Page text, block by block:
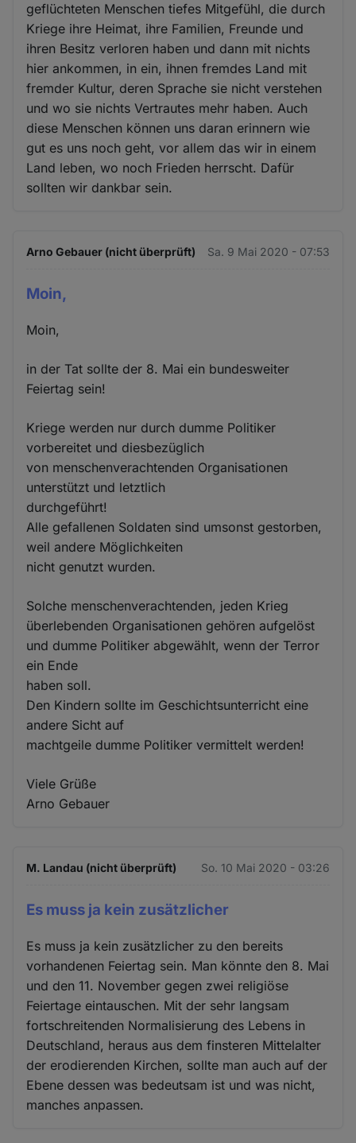
geflüchteten Menschen tiefes Mitgefühl, die durch
Kriege ihre Heimat, ihre Familien, Freunde und
ihren Besitz verloren haben und dann mit nichts
hier ankommen, in ein, ihnen fremdes Land mit
fremder Kultur, deren Sprache sie nicht verstehen
und wo sie nichts Vertrautes mehr haben. Auch
diese Menschen können uns daran erinnern wie
gut es uns noch geht, vor allem das wir in einem
Land leben, wo noch Frieden herrscht. Dafür
sollten wir dankbar sein.
Arno Gebauer (nicht überprüft) Sa. 9 Mai 2020 - 07:53
Moin,
Moin,
in der Tat sollte der 8. Mai ein bundesweiter
Feiertag sein!
Kriege werden nur durch dumme Politiker
vorbereitet und diesbezüglich
von menschenverachtenden Organisationen
unterstützt und letztlich
durchgeführt!
Alle gefallenen Soldaten sind umsonst gestorben,
weil andere Möglichkeiten
nicht genutzt wurden.
Solche menschenverachtenden, jeden Krieg
überlebenden Organisationen gehören aufgelöst
und dumme Politiker abgewählt, wenn der Terror
ein Ende
haben soll.
Den Kindern sollte im Geschichtsunterricht eine
andere Sicht auf
machtgeile dumme Politiker vermittelt werden!
Viele Grüße
Arno Gebauer
M. Landau (nicht überprüft) So. 10 Mai 2020 - 03:26
Es muss ja kein zusätzlicher
Es muss ja kein zusätzlicher zu den bereits
vorhandenen Feiertag sein. Man könnte den 8. Mai
und den 11. November gegen zwei religiöse
Feiertage eintauschen. Mit der sehr langsam
fortschreitenden Normalisierung des Lebens in
Deutschland, heraus aus dem finsteren Mittelalter
der erodierenden Kirchen, sollte man auch auf der
Ebene dessen was bedeutsam ist und was nicht,
manches anpassen.